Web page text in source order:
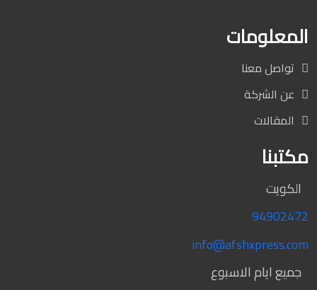
المعلومات
تواصل معنا
عن الشركة
المقالات
مكتبنا
الكويت
94902472
info@afshxpress.com
جميع ايام الاسبوع